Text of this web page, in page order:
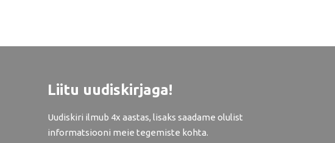
Liitu uudiskirjaga!
Uudiskiri ilmub 4x aastas, lisaks saadame olulist
informatsiooni meie tegemiste kohta.